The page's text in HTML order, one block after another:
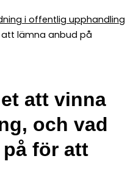
i offentlig upphandling
att lämna anbud på
att vinna
och vad
för att